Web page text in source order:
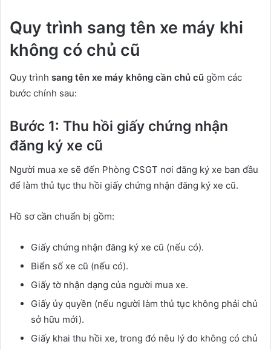
Quy trình sang tên xe máy khi
không có chủ cũ
Quy trình sang tên xe máy không cần chủ cũ gồm các
bước chính sau:
Bước 1: Thu hồi giấy chứng nhận
đăng ký xe cũ
Người mua xe sẽ đến Phòng CSGT nơi đăng ký xe ban đầu
để làm thủ tục thu hồi giấy chứng nhận đăng ký xe cũ.
Hồ sơ cần chuẩn bị gồm:
Giấy chứng nhận đăng ký xe cũ (nếu có).
Biển số xe cũ (nếu có).
Giấy tờ nhận dạng của người mua xe.
Giấy ủy quyền (nếu người làm thủ tục không phải chủ
sở hữu mới).
Giấy khai thu hồi xe, trong đó nêu lý do không có chủ